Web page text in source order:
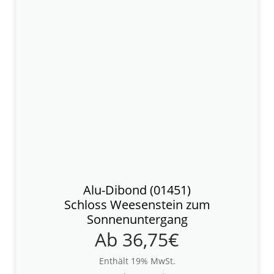
Alu-Dibond (01451)
Schloss Weesenstein zum
Sonnenuntergang
Ab 36,75€
Enthält 19% MwSt.